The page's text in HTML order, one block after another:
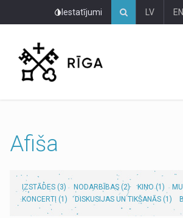
Iestatījumi LV EN
Afiša
IZSTĀDES (3) NODARBĪBAS (2) KINO (1)
KONCERTI (1)
DISKUSIJAS UN TIKŠANĀS (1)